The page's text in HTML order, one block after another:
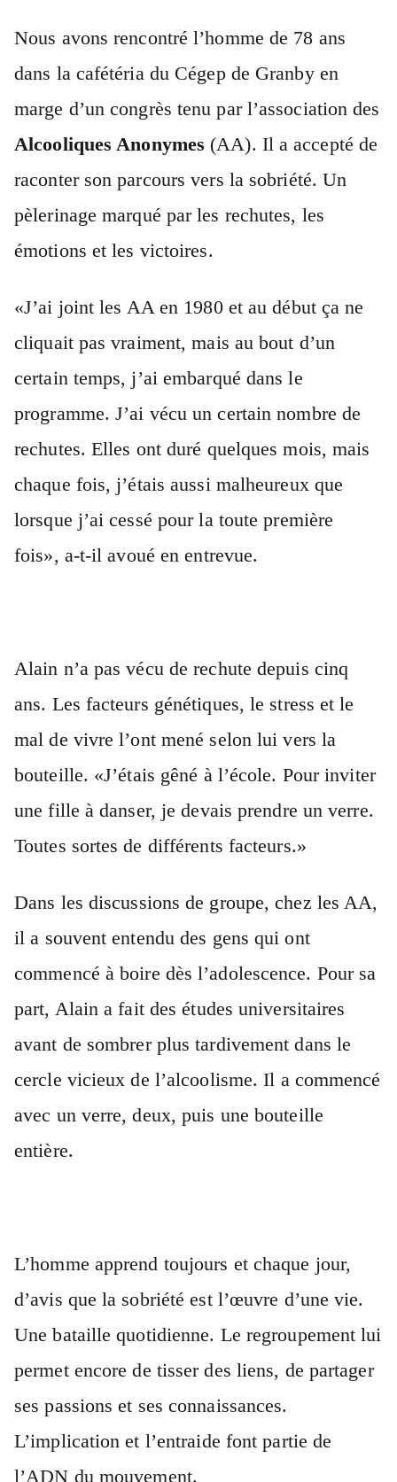
Nous avons rencontré l’homme de 78 ans
dans la cafétéria du Cégep de Granby en
marge d’un congrès tenu par l’association des
Alcooliques Anonymes (AA). Il a accepté de
raconter son parcours vers la sobriété. Un
pèlerinage marqué par les rechutes, les
émotions et les victoires.
«J’ai joint les AA en 1980 et au début ça ne
cliquait pas vraiment, mais au bout d’un
certain temps, j’ai embarqué dans le
programme. J’ai vécu un certain nombre de
rechutes. Elles ont duré quelques mois, mais
chaque fois, j’étais aussi malheureux que
lorsque j’ai cessé pour la toute première
fois», a-t-il avoué en entrevue.
Alain n’a pas vécu de rechute depuis cinq
ans. Les facteurs génétiques, le stress et le
mal de vivre l’ont mené selon lui vers la
bouteille. «J’étais gêné à l’école. Pour inviter
une fille à danser, je devais prendre un verre.
Toutes sortes de différents facteurs.»
Dans les discussions de groupe, chez les AA,
il a souvent entendu des gens qui ont
commencé à boire dès l’adolescence. Pour sa
part, Alain a fait des études universitaires
avant de sombrer plus tardivement dans le
cercle vicieux de l’alcoolisme. Il a commencé
avec un verre, deux, puis une bouteille
entière.
L’homme apprend toujours et chaque jour,
d’avis que la sobriété est l’œuvre d’une vie.
Une bataille quotidienne. Le regroupement lui
permet encore de tisser des liens, de partager
ses passions et ses connaissances.
L’implication et l’entraide font partie de
l’ADN du mouvement.